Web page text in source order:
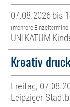
07.08.2026 bis
(mehrere
UNIKATUM
Kreativ
Freitag,
Leipziger